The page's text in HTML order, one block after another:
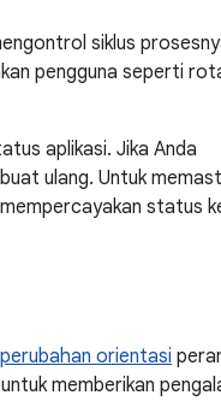
siklus
pengguna seperti
aplikasi. Jika Anda
ulang. Untuk
status
perubahan orientasi
memberikan